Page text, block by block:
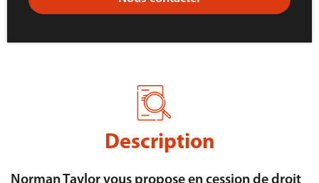
Description
Norman Taylor vous propose en cession de droit